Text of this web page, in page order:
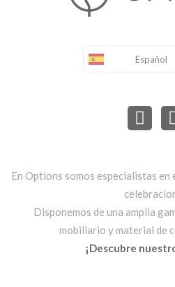
Español
En Options somos especialistas
Disponemos de una amplia
mobiliario y material de
¡Descubre